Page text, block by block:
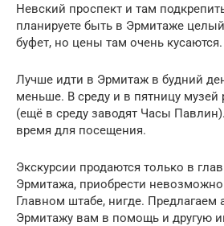
Невский проспект и там
планируете быть в Эрмитаже
буфет, но цены там очень кусаются.
Лучше идти в Эрмитаж в будний
меньше. В среду и в пятницу музей
(ещё в среду заводят Часы
время для посещения.
Экскурсии продаются только в
Эрмитажа, приобрести
Главном штабе, нигде. Предлагаем
Эрмитажу вам в помощь и другую